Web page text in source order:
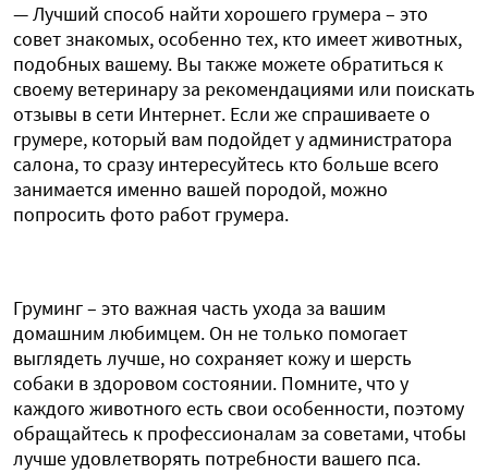
— Лучший способ найти хорошего грумера – это
совет знакомых, особенно тех, кто имеет животных,
подобных вашему. Вы также можете обратиться к
своему ветеринару за рекомендациями или поискать
отзывы в сети Интернет. Если же спрашиваете о
грумере, который вам подойдет у администратора
салона, то сразу интересуйтесь кто больше всего
занимается именно вашей породой, можно
попросить фото работ грумера.
Груминг – это важная часть ухода за вашим
домашним любимцем. Он не только помогает
выглядеть лучше, но сохраняет кожу и шерсть
собаки в здоровом состоянии. Помните, что у
каждого животного есть свои особенности, поэтому
обращайтесь к профессионалам за советами, чтобы
лучше удовлетворять потребности вашего пса.